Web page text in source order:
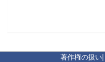
著作権の扱い|